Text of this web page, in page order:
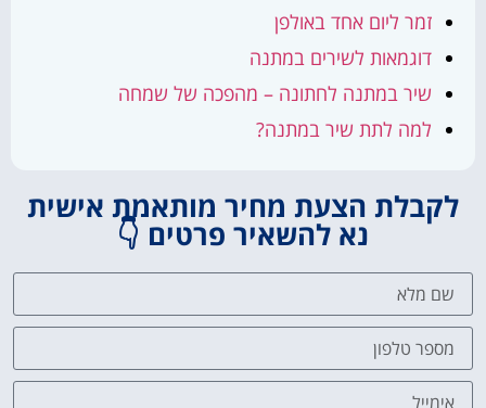
זמר ליום אחד באולפן
דוגמאות לשירים במתנה
שיר במתנה לחתונה – מהפכה של שמחה
למה לתת שיר במתנה?
לקבלת הצעת מחיר מותאמת אישית
נא להשאיר פרטים 👇